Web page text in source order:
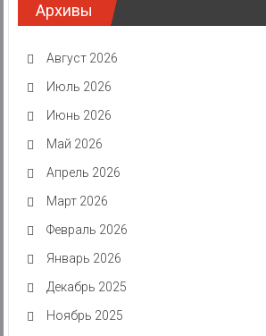
Архивы
Август 2026
Июль 2026
Июнь 2026
Май 2026
Апрель 2026
Март 2026
Февраль 2026
Январь 2026
Декабрь 2025
Ноябрь 2025